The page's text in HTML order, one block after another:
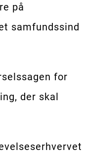
på
samfundssind
for
der skal